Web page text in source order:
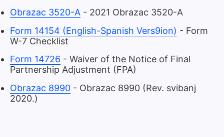
Obrazac 3520-A - 2021 Obrazac 3520-A
Form 14154 (English-Spanish Vers9ion) - Form
W-7 Checklist
Form 14726 - Waiver of the Notice of Final
Partnership Adjustment (FPA)
Obrazac 8990 - Obrazac 8990 (Rev. svibanj
2020.)